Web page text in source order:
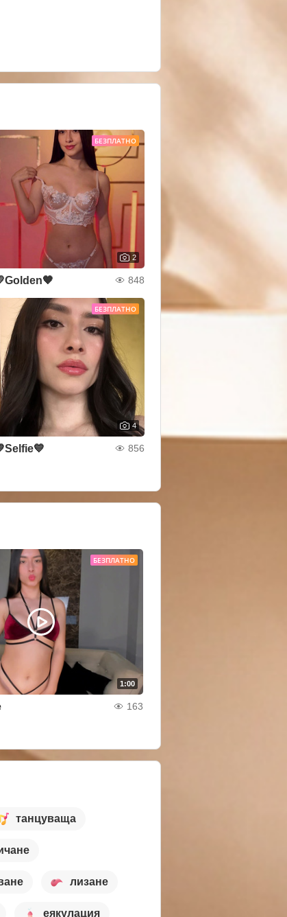
БЕЗПЛАТНО
2
848
БЕЗПЛАТНО
4
856
БЕЗПЛАТНО
1:00
163
танцуваща
лизане
еякулация